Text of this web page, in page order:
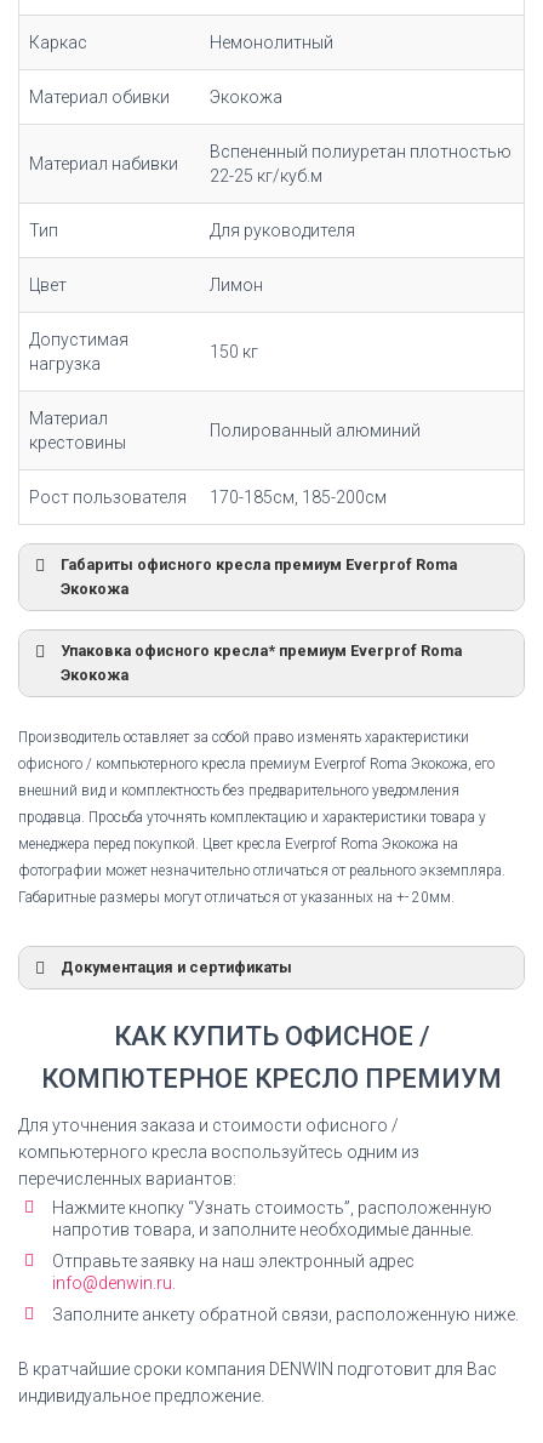
Каркас Немонолитный
Материал обивки Экокожа
Материал набивки
Вспененный полиуретан плотностью
22-25 кг/куб.м
Тип Для руководителя
Цвет Лимон
Допустимая
нагрузка
150 кг
Материал
крестовины
Полированный алюминий
Рост пользователя 170-185см, 185-200см
Габариты офисного кресла премиум Everprof Roma
Экокожа
Упаковка офисного кресла* премиум Everprof Roma
Экокожа
Производитель оставляет за собой право изменять характеристики
офисного / компьютерного кресла премиум Everprof Roma Экокожа, его
внешний вид и комплектность без предварительного уведомления
продавца. Просьба уточнять комплектацию и характеристики товара у
менеджера перед покупкой. Цвет кресла Everprof Roma Экокожа на
фотографии может незначительно отличаться от реального экземпляра.
Габаритные размеры могут отличаться от указанных на +- 20мм.
Документация и сертификаты
Сертификат соответствия Everprof Roma Экокожа
Инструкция по сборке
Кресло офисное Everprof Roma Экокожа
КАК КУПИТЬ ОФИСНОЕ /
КОМПЮТЕРНОЕ КРЕСЛО ПРЕМИУМ
Для уточнения заказа и стоимости офисного /
компьютерного кресла воспользуйтесь одним из
перечисленных вариантов:
Нажмите кнопку “Узнать стоимость”, расположенную
напротив товара, и заполните необходимые данные.
Отправьте заявку на наш электронный адрес
info@denwin.ru.
Заполните анкету обратной связи, расположенную ниже.
В кратчайшие сроки компания DENWIN подготовит для Вас
индивидуальное предложение.